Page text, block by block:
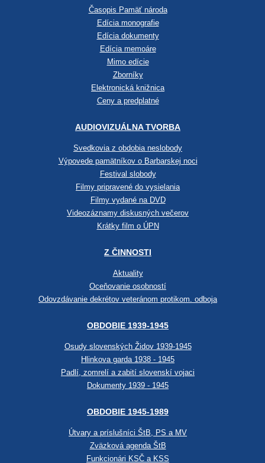
Časopis Pamäť národa
Edícia monografie
Edícia dokumenty
Edícia memoáre
Mimo edície
Zborníky
Elektronická knižnica
Ceny a predplatné
AUDIOVIZUÁLNA TVORBA
Svedkovia z obdobia neslobody
Výpovede pamätníkov o Barbarskej noci
Festival slobody
Filmy pripravené do vysielania
Filmy vydané na DVD
Videozáznamy diskusných večerov
Krátky film o ÚPN
Z ČINNOSTI
Aktuality
Oceňovanie osobností
Odovzdávanie dekrétov veteránom protikom. odboja
OBDOBIE 1939-1945
Osudy slovenských Židov 1939-1945
Hlinkova garda 1938 - 1945
Padlí, zomrelí a zabití slovenskí vojaci
Dokumenty 1939 - 1945
OBDOBIE 1945-1989
Útvary a príslušníci ŠtB, PS a MV
Zväzková agenda ŠtB
Funkcionári KSČ a KSS